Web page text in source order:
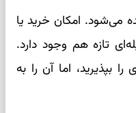
می‌شود. امکان خرید یا
تازه هم وجود دارد.
بپذیرید، اما آن را به